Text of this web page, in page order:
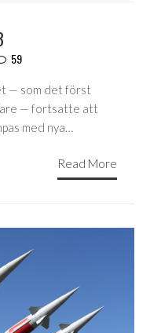
59
— som det först
— fortsatte att
med nya…
Read More